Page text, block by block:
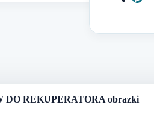
DO REKUPERATORA obrazki